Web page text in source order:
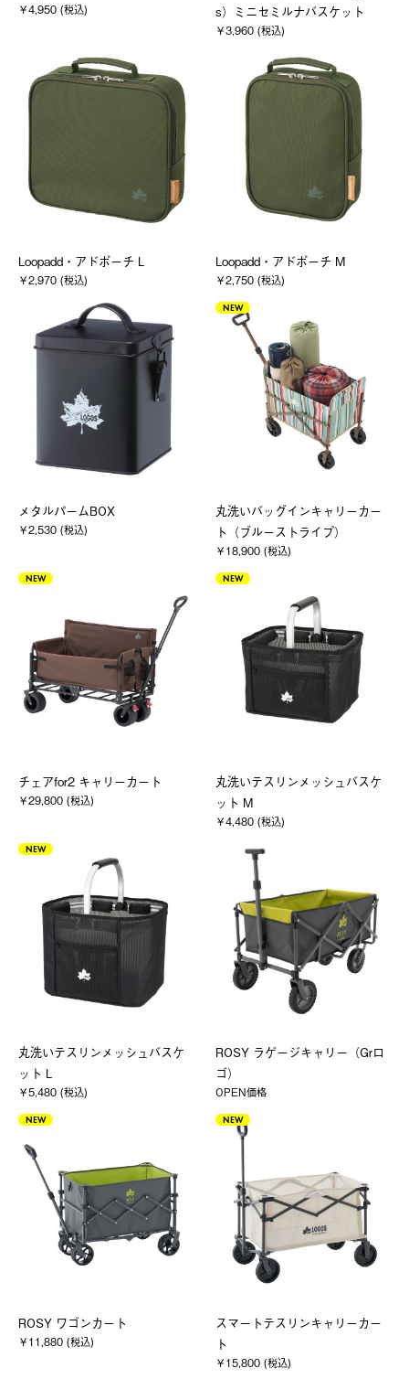
￥4,950 (税込)
s）ミニセミルナバスケット
￥3,960 (税込)
Loopadd・アドポーチ L
￥2,970 (税込)
Loopadd・アドポーチ M
￥2,750 (税込)
メタルパームBOX
￥2,530 (税込)
NEW
丸洗いバッグインキャリーカー
ト（ブルーストライプ）
￥18,900 (税込)
NEW
チェアfor2 キャリーカート
￥29,800 (税込)
NEW
丸洗いテスリンメッシュバスケ
ット M
￥4,480 (税込)
NEW
丸洗いテスリンメッシュバスケ
ット L
￥5,480 (税込)
ROSY ラゲージキャリー（Grロ
ゴ）
OPEN価格
NEW
ROSY ワゴンカート
￥11,880 (税込)
NEW
スマートテスリンキャリーカー
ト
￥15,800 (税込)